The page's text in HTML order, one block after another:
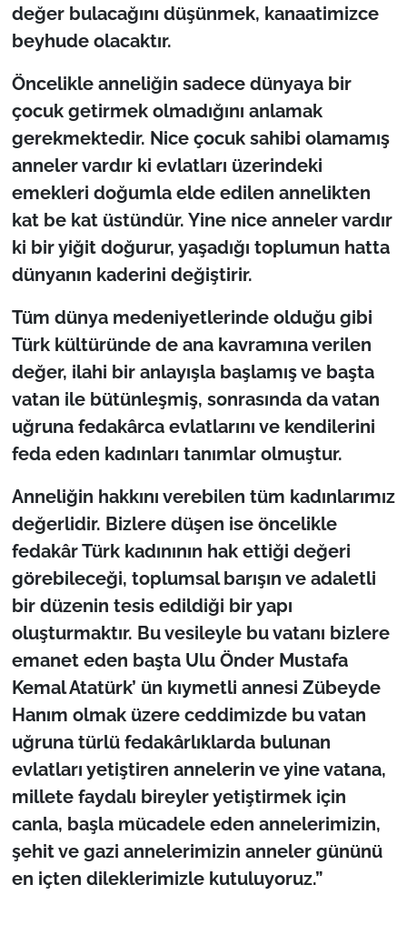
değer bulacağını düşünmek, kanaatimizce
beyhude olacaktır.
Öncelikle anneliğin sadece dünyaya bir
çocuk getirmek olmadığını anlamak
gerekmektedir. Nice çocuk sahibi olamamış
anneler vardır ki evlatları üzerindeki
emekleri doğumla elde edilen annelikten
kat be kat üstündür. Yine nice anneler vardır
ki bir yiğit doğurur, yaşadığı toplumun hatta
dünyanın kaderini değiştirir.
Tüm dünya medeniyetlerinde olduğu gibi
Türk kültüründe de ana kavramına verilen
değer, ilahi bir anlayışla başlamış ve başta
vatan ile bütünleşmiş, sonrasında da vatan
uğruna fedakârca evlatlarını ve kendilerini
feda eden kadınları tanımlar olmuştur.
Anneliğin hakkını verebilen tüm kadınlarımız
değerlidir. Bizlere düşen ise öncelikle
fedakâr Türk kadınının hak ettiği değeri
görebileceği, toplumsal barışın ve adaletli
bir düzenin tesis edildiği bir yapı
oluşturmaktır. Bu vesileyle bu vatanı bizlere
emanet eden başta Ulu Önder Mustafa
Kemal Atatürk’ ün kıymetli annesi Zübeyde
Hanım olmak üzere ceddimizde bu vatan
uğruna türlü fedakârlıklarda bulunan
evlatları yetiştiren annelerin ve yine vatana,
millete faydalı bireyler yetiştirmek için
canla, başla mücadele eden annelerimizin,
şehit ve gazi annelerimizin anneler gününü
en içten dileklerimizle kutuluyoruz.”
Dış Haberler
İş Dünyası
Bilim Teknoloji
English News
Canlı Maç
Genel-A
Gündem-Eğitim